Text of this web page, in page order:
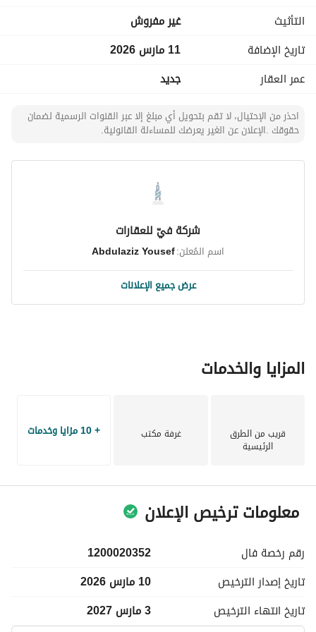
الدائري الثاني للتواصل والاستفسار: 920022709
التأثيث
غير مفروش
تاريخ الإضافة
11 مارس 2026
عمر العقار
جديد
احذر من الإحتيال، لا تقم بتحويل أي مبلغ إلا عبر القنوات الرسمية لضمان
حقوقك .الإعلان عن الغير يعرضك للمساءلة القانونية.
شركة فيّ للعقارات
اسم المُعلن:Abdulaziz Yousef
عرض جميع الإعلانات
المزايا والخدمات
قريب من الطرق
الرئيسية
غرفة مكتب + 10 مزايا وخدمات
معلومات ترخيص الإعلان
رقم رخصة فال
1200020352
تاريخ إصدار الترخيص
10 مارس 2026
تاريخ انتهاء الترخيص 3 مارس 2027